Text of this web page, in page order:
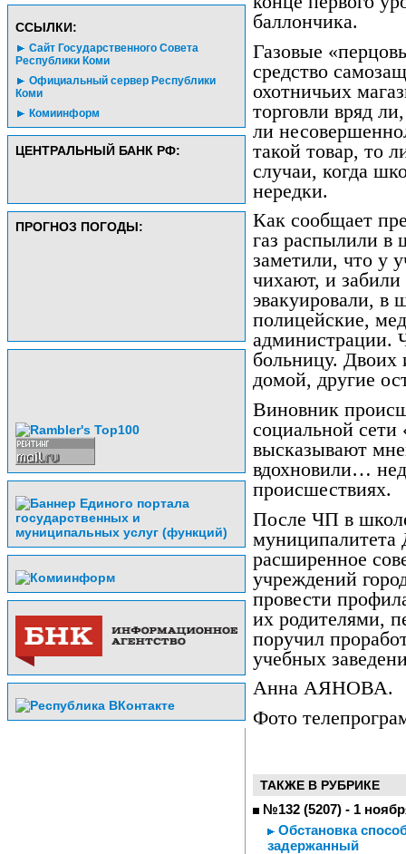
CСЫЛКИ:
Сайт Государственного Совета
Республики Коми
Официальный сервер Республики
Коми
Комиинформ
ЦЕНТРАЛЬНЫЙ БАНК РФ:
ПРОГНОЗ ПОГОДЫ:
баллончика.
Газовые
средство
охотничьих
торговли вряд
ли
такой товар, то
случаи, когда
нередки.
Как сообщает
газ распылили в
заметили, что у
чихают, и забили
эвакуировали, в
полицейские,
администрации.
больницу. Двоих
домой, другие
Виновник
социальной
высказывают
вдохновили…
происшествиях.
После ЧП в
муниципалитета
расширенное
учреждений
провести
их родителями,
поручил
учебных
Анна АЯНОВА.
Фото
ТАКЖЕ В РУБРИКЕ
№132 (5207) - 1
Обстановка
задержанный